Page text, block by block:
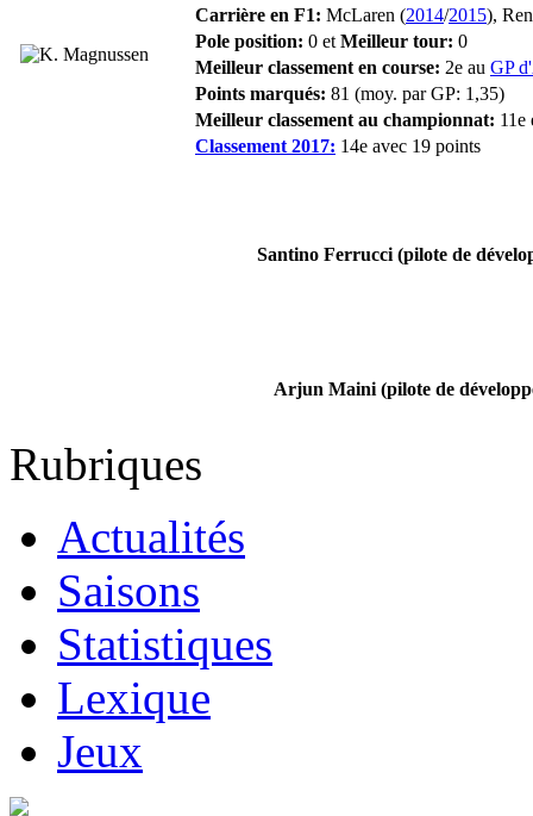
Carrière en F1: McLaren (2014/2015),
Pole position: 0 et Meilleur tour: 0
Meilleur classement en course: 2e au GP
Points marqués: 81 (moy. par GP: 1,35)
Meilleur classement au championnat: 11e
Classement 2017: 14e avec 19 points
Santino Ferrucci (pilote de
Arjun Maini (pilote de
Rubriques
Actualités
Saisons
Statistiques
Lexique
Jeux